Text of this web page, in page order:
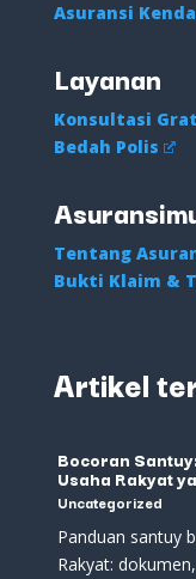
Asuransi
Layanan
Konsultasi
Bedah Polis
Tentang
Bukti Klaim &
Artikel
Bocoran
Usaha Rakyat
Uncategorized
Panduan santuy
Rakyat: